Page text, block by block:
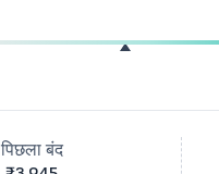
पिछला बंद